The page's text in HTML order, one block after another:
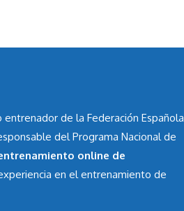
entrenador de la Federación Española
del Programa Nacional de
online de
en el entrenamiento de